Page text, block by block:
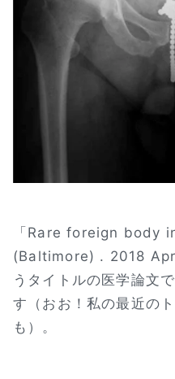
「Rare foreign body
(Baltimore) . 2018
うタイトルの医学論文
す（おお！私の最近の
も）。